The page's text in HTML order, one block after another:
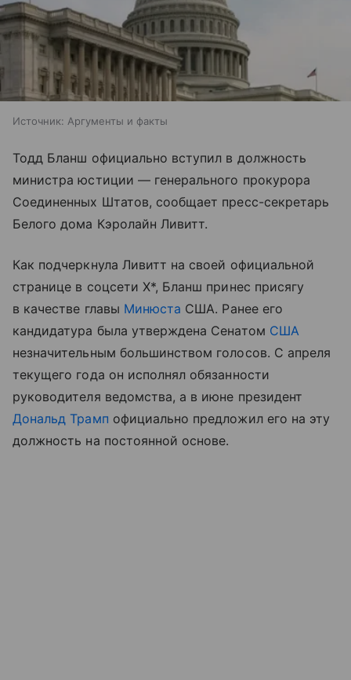
Источник: Аргументы и факты
Тодд Бланш официально вступил в должность
министра юстиции — генерального прокурора
Соединенных Штатов, сообщает пресс-секретарь
Белого дома Кэролайн Ливитт.
Как подчеркнула Ливитт на своей официальной
странице в соцсети X*, Бланш принес присягу
в качестве главы Минюста США. Ранее его
кандидатура была утверждена Сенатом США
незначительным большинством голосов. С апреля
текущего года он исполнял обязанности
руководителя ведомства, а в июне президент
Дональд Трамп официально предложил его на эту
должность на постоянной основе.